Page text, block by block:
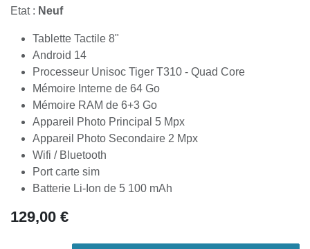
Etat : Neuf
Tablette Tactile 8"
Android 14
Processeur Unisoc Tiger T310 - Quad Core
Mémoire Interne de 64 Go
Mémoire RAM de 6+3 Go
Appareil Photo Principal 5 Mpx
Appareil Photo Secondaire 2 Mpx
Wifi / Bluetooth
Port carte sim
Batterie Li-Ion de 5 100 mAh
129,00 €